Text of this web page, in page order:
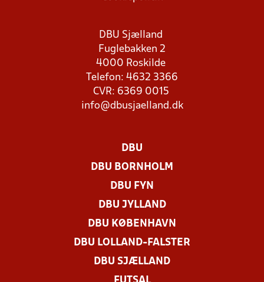
DBU Sjælland
Fuglebakken 2
4000 Roskilde
Telefon: 4632 3366
CVR: 6369 0015
info@dbusjaelland.dk
DBU
DBU BORNHOLM
DBU FYN
DBU JYLLAND
DBU KØBENHAVN
DBU LOLLAND-FALSTER
DBU SJÆLLAND